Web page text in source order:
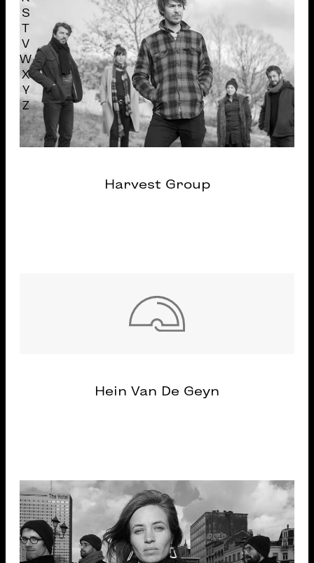
S
T
V
W
X
Y
Z
Harvest Group
Hein Van De Geyn